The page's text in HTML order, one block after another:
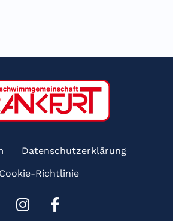
Datenschutzerklärung
Cookie-Richtlinie
I
F